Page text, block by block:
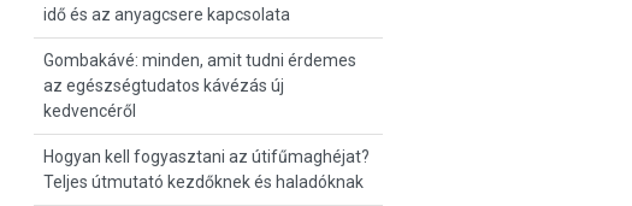
idő és az anyagcsere kapcsolata
Gombakávé: minden, amit tudni érdemes
az egészségtudatos kávézás új
kedvencéről
Hogyan kell fogyasztani az útifűmaghéjat?
Teljes útmutató kezdőknek és haladóknak